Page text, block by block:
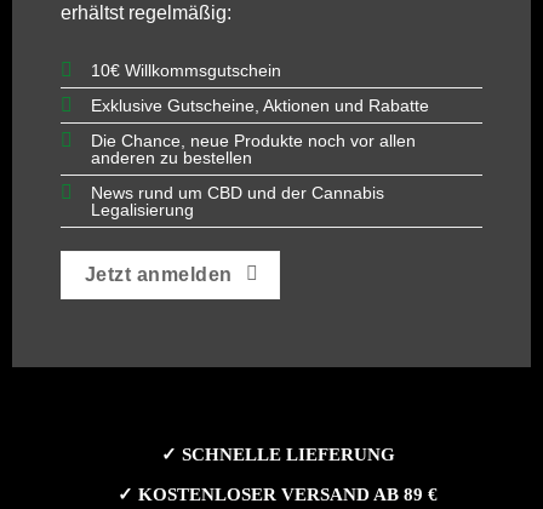
erhältst regelmäßig:
10€ Willkommsgutschein
Exklusive Gutscheine, Aktionen und Rabatte
Die Chance, neue Produkte noch vor allen
anderen zu bestellen
News rund um CBD und der Cannabis
Legalisierung
Jetzt anmelden
✓ SCHNELLE LIEFERUNG
✓ KOSTENLOSER VERSAND AB 89 €